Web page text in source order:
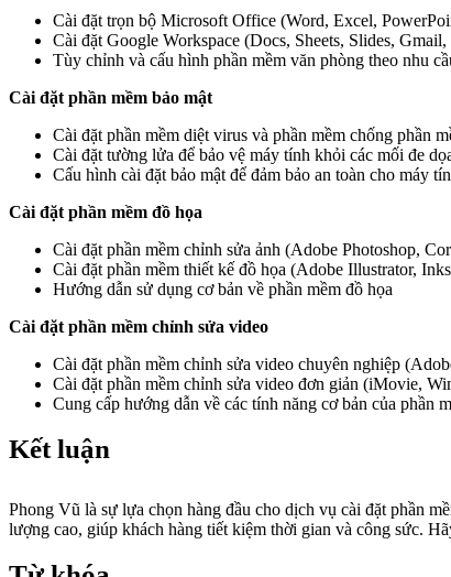
Cài đặt trọn bộ Microsoft Office (Word, Excel,
Cài đặt Google Workspace (Docs, Sheets, Slides,
Tùy chỉnh và cấu hình phần mềm văn phòng theo nhu
Cài đặt phần mềm bảo mật
Cài đặt phần mềm diệt virus và phần mềm chống phần
Cài đặt tường lửa để bảo vệ máy tính khỏi các mối đe
Cấu hình cài đặt bảo mật để đảm bảo an toàn cho máy
Cài đặt phần mềm đồ họa
Cài đặt phần mềm chỉnh sửa ảnh (Adobe Photoshop,
Cài đặt phần mềm thiết kế đồ họa (Adobe Illustrator,
Hướng dẫn sử dụng cơ bản về phần mềm đồ họa
Cài đặt phần mềm chỉnh sửa video
Cài đặt phần mềm chỉnh sửa video chuyên nghiệp
Cài đặt phần mềm chỉnh sửa video đơn giản (iMovie,
Cung cấp hướng dẫn về các tính năng cơ bản của phần
Kết luận
Phong Vũ là sự lựa chọn hàng đầu cho dịch vụ cài đặt phần
lượng cao, giúp khách hàng tiết kiệm thời gian và công sức.